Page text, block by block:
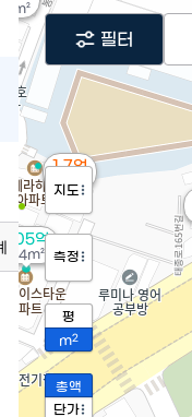
2.05억
104m²
1.7억
86m²
90m²
지도
측정
평
m2
총액
단가
필터